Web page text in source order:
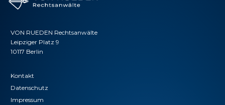
VON RUEDEN Rechtsanwälte
Leipziger Platz 9
10117 Berlin
Kontakt
Datenschutz
Impressum